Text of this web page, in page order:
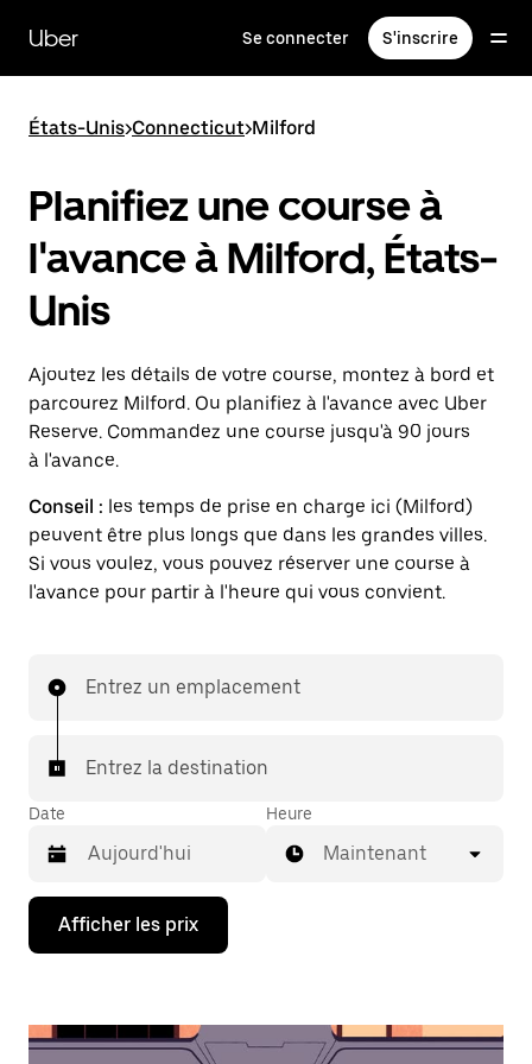
contenu
principal
Uber Se connecter S'inscrire
États-Unis>Connecticut>Milford
Planifiez une course à
l'avance à Milford, États-
Unis
Ajoutez les détails de votre course, montez à bord et
parcourez Milford. Ou planifiez à l'avance avec Uber
Reserve. Commandez une course jusqu'à 90 jours
à l'avance.
Conseil : les temps de prise en charge ici (Milford)
peuvent être plus longs que dans les grandes villes.
Si vous voulez, vous pouvez réserver une course à
l'avance pour partir à l'heure qui vous convient.
Entrez un emplacement
Entrez la destination
Date
Appuyez
la
bas
Heure
Maintenant
Afficher les prix